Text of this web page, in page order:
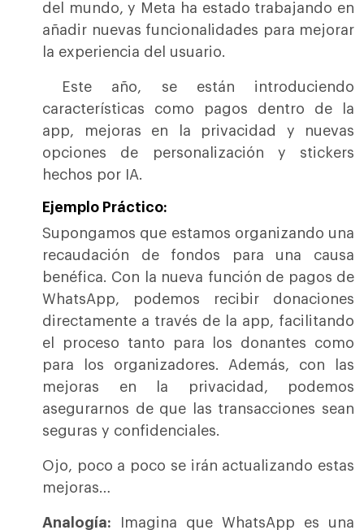
del mundo, y Meta ha estado trabajando en
añadir nuevas funcionalidades para mejorar
la experiencia del usuario.
Este año, se están introduciendo
características como pagos dentro de la
app, mejoras en la privacidad y nuevas
opciones de personalización y stickers
hechos por IA.
Ejemplo Práctico:
Supongamos que estamos organizando una
recaudación de fondos para una causa
benéfica. Con la nueva función de pagos de
WhatsApp, podemos recibir donaciones
directamente a través de la app, facilitando
el proceso tanto para los donantes como
para los organizadores. Además, con las
mejoras en la privacidad, podemos
asegurarnos de que las transacciones sean
seguras y confidenciales.
Ojo, poco a poco se irán actualizando estas
mejoras…
Analogía: Imagina que WhatsApp es una